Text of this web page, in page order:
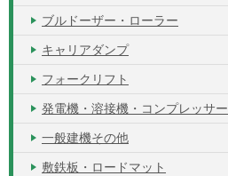
ブルドーザー・ローラー
キャリアダンプ
フォークリフト
発電機・溶接機・コンプレッサー
一般建機その他
敷鉄板・ロードマット